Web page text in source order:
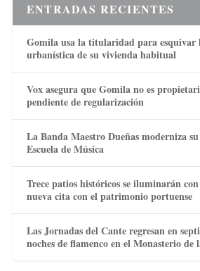
ENTRADAS RECIENTES
Gomila usa la titularidad para esquivar
urbanística de su vivienda habitual
Vox asegura que Gomila no es
pendiente de regularización
La Banda Maestro Dueñas moderniza
Escuela de Música
Trece patios históricos se iluminarán
nueva cita con el patrimonio portuense
Las Jornadas del Cante regresan en
noches de flamenco en el Monasterio